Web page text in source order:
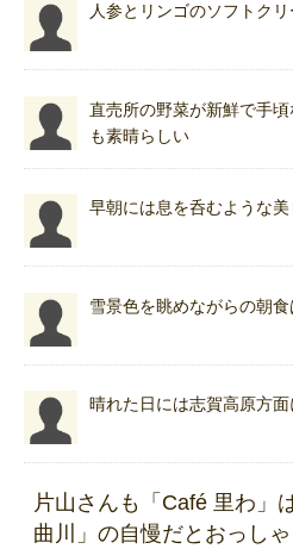
人参とリンゴのソフトク
直売所の野菜が新鮮で手
も素晴らしい
早朝には息を呑むような
雪景色を眺めながらの朝
晴れた日には志賀高原方
片山さんも「Café 里わ」
曲川」の自慢だとおっし